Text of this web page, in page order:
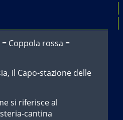
= Coppola rossa =
il Capo-stazione delle
si riferisce al
cantina